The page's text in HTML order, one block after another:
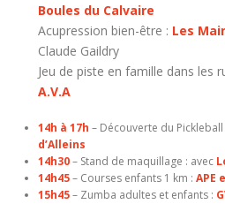
Boules du Calvaire
Acupression bien-être : Les
Claude Gaildry
Jeu de piste en famille dans les
A.V.A
14h à 17h – Découverte du
d’Alleins
14h30– Stand de maquillage : avec
14h45– Courses enfants 1 km :APE
15h45– Zumba adultes et enfants :